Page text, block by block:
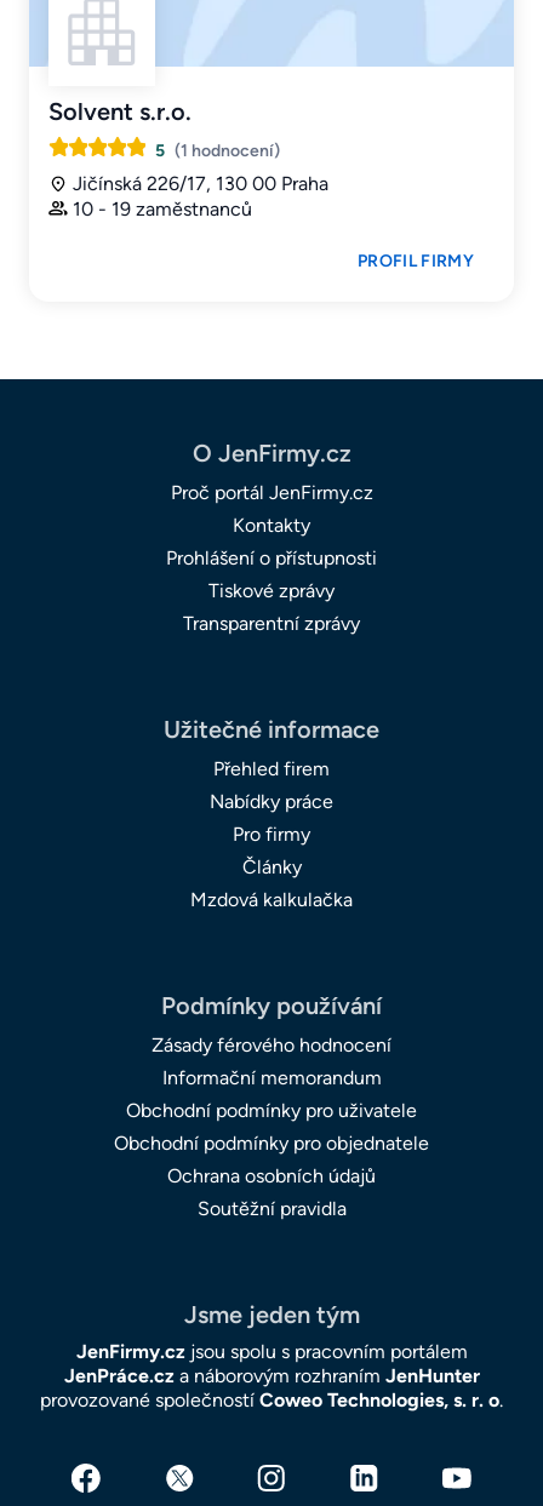
Solvent s.r.o.
5 (1 hodnocení)
Jičínská 226/17, 130 00 Praha
10 - 19 zaměstnanců
PROFIL FIRMY
O JenFirmy.cz
Proč portál JenFirmy.cz
Kontakty
Prohlášení o přístupnosti
Tiskové zprávy
Transparentní zprávy
Užitečné informace
Přehled firem
Nabídky práce
Pro firmy
Články
Mzdová kalkulačka
Podmínky používání
Zásady férového hodnocení
Informační memorandum
Obchodní podmínky pro uživatele
Obchodní podmínky pro objednatele
Ochrana osobních údajů
Soutěžní pravidla
Jsme jeden tým
JenFirmy.czjsou spolu s pracovním portálem
JenPráce.cza náborovým rozhraním JenHunter
provozované společností Coweo Technologies, s. r. o.